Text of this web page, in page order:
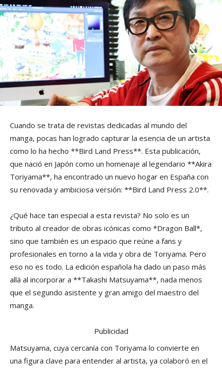
Cuando se trata de revistas dedicadas al mundo del
manga, pocas han logrado capturar la esencia de un artista
como lo ha hecho **Bird Land Press**. Esta publicación,
que nació en Japón como un homenaje al legendario **Akira
Toriyama**, ha encontrado un nuevo hogar en España con
su renovada y ambiciosa versión: **Bird Land Press 2.0**.
¿Qué hace tan especial a esta revista? No solo es un
tributo al creador de obras icónicas como *Dragon Ball*,
sino que también es un espacio que reúne a fans y
profesionales en torno a la vida y obra de Toriyama. Pero
eso no es todo. La edición española ha dado un paso más
allá al incorporar a **Takashi Matsuyama**, nada menos
que el segundo asistente y gran amigo del maestro del
manga.
Publicidad
Matsuyama, cuya cercanía con Toriyama lo convierte en
una figura clave para entender al artista, ya colaboró en el